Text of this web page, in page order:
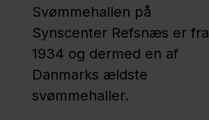
Kurser
Materialer
Svømmehallen på
Synscenter Refsnæs er fra
1934 og dermed en af
Danmarks ældste
svømmehaller.